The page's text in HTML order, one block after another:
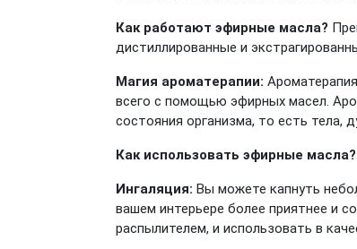
Как работают эфирные масла?
дистиллированные и
Магия ароматерапии:
всего с помощью эфирных масел.
состояния организма, то есть тела,
Как использовать эфирные масла?
Ингаляция: Вы можете капнуть
вашем интерьере более приятнее и
распылителем, и использовать в